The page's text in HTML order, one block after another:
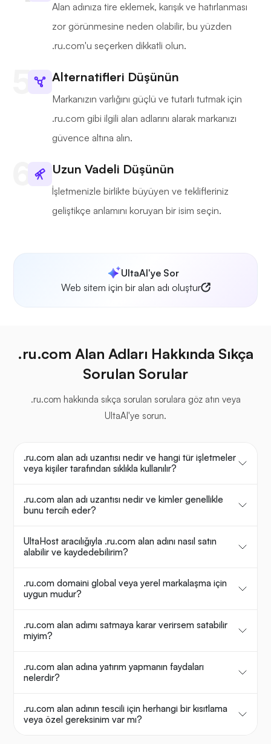
Alan adınıza tire eklemek, karışık ve hatırlanması
zor görünmesine neden olabilir, bu yüzden
.ru.com'u seçerken dikkatli olun.
Alternatifleri Düşünün
Markanızın varlığını güçlü ve tutarlı tutmak için
.ru.com gibi ilgili alan adlarını alarak markanızı
güvence altına alın.
Uzun Vadeli Düşünün
İşletmenizle birlikte büyüyen ve teklifleriniz
geliştikçe anlamını koruyan bir isim seçin.
UltaAI'ye Sor
Web sitem için bir alan adı oluştur
.ru.com Alan Adları Hakkında Sıkça
Sorulan Sorular
.ru.com hakkında sıkça sorulan sorulara göz atın veya
UltaAI'ye sorun.
.ru.com alan adı uzantısı nedir ve hangi tür işletmeler
veya kişiler tarafından sıklıkla kullanılır?
.ru.com alan adı uzantısı nedir ve kimler genellikle
bunu tercih eder?
UltaHost aracılığıyla .ru.com alan adını nasıl satın
alabilir ve kaydedebilirim?
.ru.com domaini global veya yerel markalaşma için
uygun mudur?
.ru.com alan adımı satmaya karar verirsem satabilir
miyim?
.ru.com alan adına yatırım yapmanın faydaları
nelerdir?
.ru.com alan adının tescili için herhangi bir kısıtlama
veya özel gereksinim var mı?